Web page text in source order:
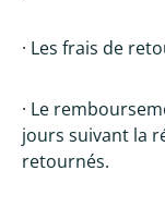
· Les frais de
· Le
jours suivant la
retournés.